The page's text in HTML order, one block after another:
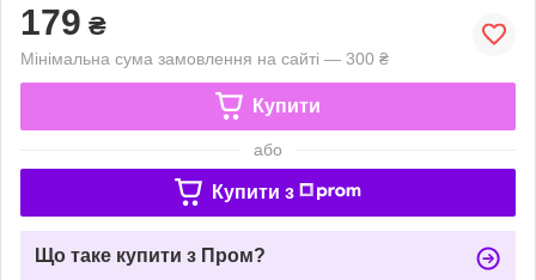
179 ₴
Мінімальна сума замовлення на сайті — 300 ₴
Купити
або
Купити з
Що таке купити з Пром?